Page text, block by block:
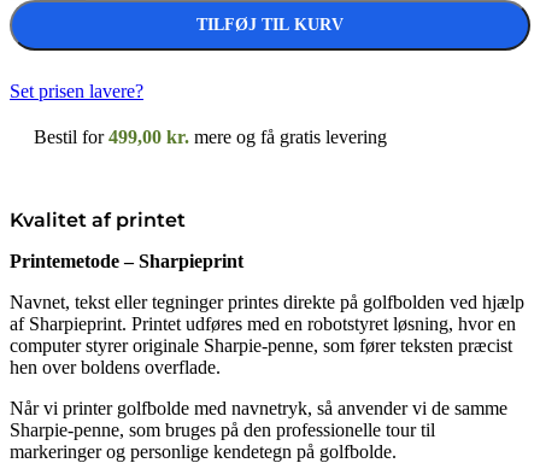
TILFØJ TIL KURV
Set prisen lavere?
Bestil for499,00 kr. mere og få gratis levering
Kvalitet af printet
Printemetode – Sharpieprint
Navnet, tekst eller tegninger printes direkte på golfbolden ved hjælp
af Sharpieprint. Printet udføres med en robotstyret løsning, hvor en
computer styrer originale Sharpie-penne, som fører teksten præcist
hen over boldens overflade.
Når vi printer golfbolde med navnetryk, så anvender vi de samme
Sharpie-penne, som bruges på den professionelle tour til
markeringer og personlige kendetegn på golfbolde.